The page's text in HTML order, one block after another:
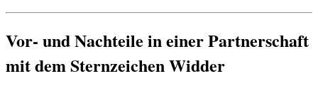
Vor- und Nachteile in einer Partnerschaft
mit dem Sternzeichen Widder